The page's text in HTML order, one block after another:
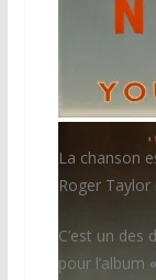
Maxi 45
La chanson
Roger Taylor
C’est un des
pour l’album «